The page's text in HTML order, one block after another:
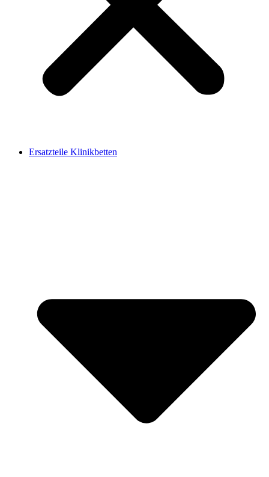
Ersatzteile Klinikbetten